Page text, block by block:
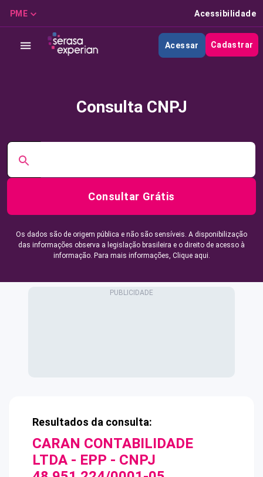
PME Acessibilidade
Acessar Cadastrar
Consulta CNPJ
Consultar Grátis
Os dados são de origem pública e não são sensíveis. A disponibilização
das informações observa a legislação brasileira e o direito de acesso à
informação. Para mais informações, Clique aqui.
Resultados da consulta:
CARAN CONTABILIDADE
LTDA - EPP - CNPJ